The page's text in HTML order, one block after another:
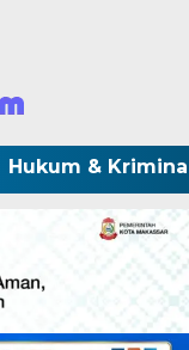
Hukum &